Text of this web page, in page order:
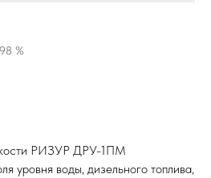
98 %
РИЗУР ДРУ-1ПМ
уровня воды, дизельного топлива,